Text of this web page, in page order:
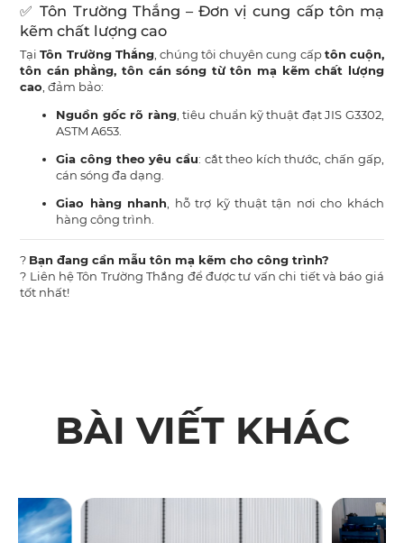
✅ Tôn Trường Thắng – Đơn vị cung cấp tôn mạ
kẽm chất lượng cao
TạiTôn Trường Thắng, chúng tôi chuyên cung cấptôn cuộn,
tôn cán phẳng, tôn cán sóng từ tôn mạ kẽm chất lượng
cao, đảm bảo:
Nguồn gốc rõ ràng, tiêu chuẩn kỹ thuật đạt JIS G3302,
ASTM A653.
Gia công theo yêu cầu: cắt theo kích thước, chấn gấp,
cán sóng đa dạng.
Giao hàng nhanh, hỗ trợ kỹ thuật tận nơi cho khách
hàng công trình.
? Bạn đang cần mẫu tôn mạ kẽm cho công trình?
? Liên hệ Tôn Trường Thắng để được tư vấn chi tiết và báo giá
tốt nhất!
BÀI VIẾT KHÁC